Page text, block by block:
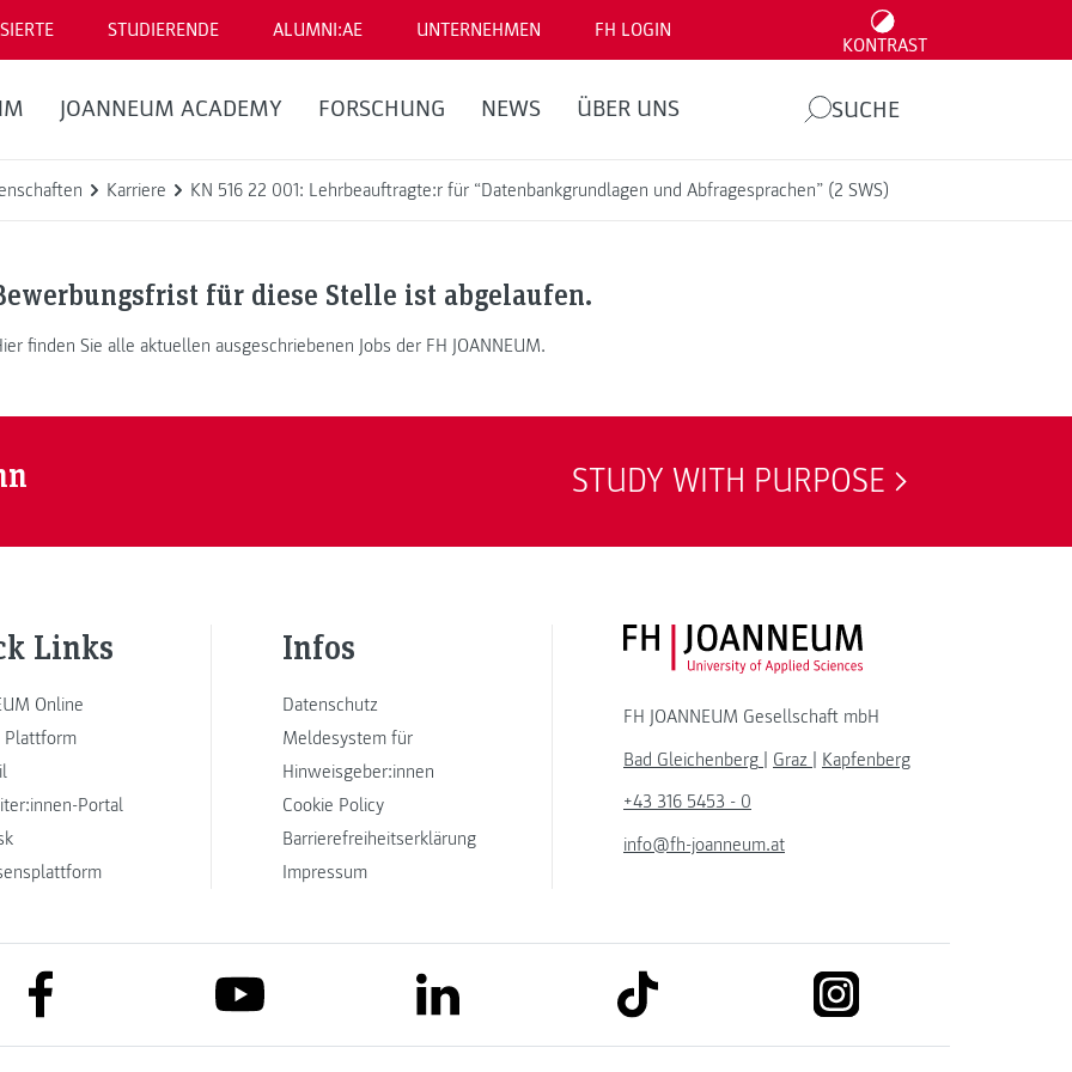
STUDIERENDE ALUMNI:AE UNTERNEHMEN FH LOGIN
KONTRAST
JOANNEUM ACADEMY FORSCHUNG NEWS ÜBER UNS SUCHE
Karriere KN 516 22 001: Lehrbeauftragte:r für “Datenbankgrundlagen und Abfragesprachen” (2 SWS)
für diese Stelle ist abgelaufen.
finden Sie alle aktuellen ausgeschriebenen Jobs der FH JOANNEUM.
STUDY WITH PURPOSE
Links
Online
Portal
Infos
Datenschutz
Meldesystem für
Hinweisgeber:innen
Cookie Policy
Barrierefreiheitserklärung
Impressum
FH JOANNEUM Logo
FH JOANNEUM Gesellschaft mbH
Bad Gleichenberg | Graz | Kapfenberg
+43 316 5453 - 0
info@fh-joanneum.at
link to facebook link to youtube link to linkedin link to tiktok